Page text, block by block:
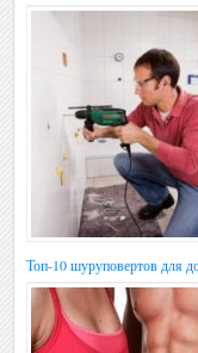
Топ-10 шуруповертов для